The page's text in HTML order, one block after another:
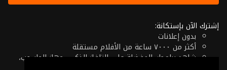
إشترك الآن بإستكانة:
بدون إعلانات
أكثر من ٧٠٠٠ ساعة من الأفلام مستقلة
شاهد برامجك المفضلة على التلفاز الذكي، جهاز الحاسوب،